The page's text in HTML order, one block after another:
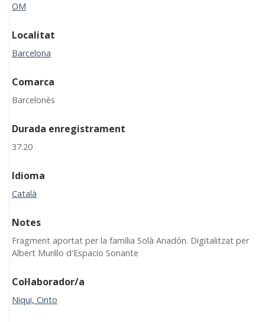
OM
Localitat
Barcelona
Comarca
Barcelonès
Durada enregistrament
37:20
Idioma
Català
Notes
Fragment aportat per la família Solà Anadón. Digitalitzat per
Albert Murillo d'Espacio Sonante
Col·laborador/a
Niqui, Cinto